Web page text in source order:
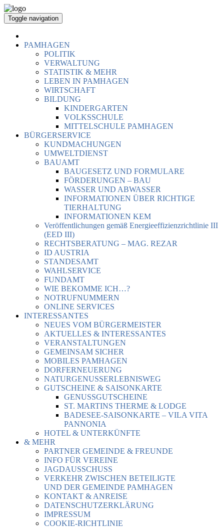
Toggle navigation
PAMHAGEN
POLITIK
VERWALTUNG
STATISTIK & MEHR
LEBEN IN PAMHAGEN
WIRTSCHAFT
BILDUNG
KINDERGARTEN
VOLKSSCHULE
MITTELSCHULE PAMHAGEN
BÜRGERSERVICE
KUNDMACHUNGEN
UMWELTDIENST
BAUAMT
BAUGESETZ UND FORMULARE
FÖRDERUNGEN – BAU
WASSER UND ABWASSER
INFORMATIONEN ÜBER RICHTIGE
TIERHALTUNG
INFORMATIONEN KEM
Veröffentlichungen gemäß Energieeffizienzrichtlinie III
(EED III)
RECHTSBERATUNG – MAG. REZAR
ID AUSTRIA
STANDESAMT
WAHLSERVICE
FUNDAMT
WIE BEKOMME ICH…?
NOTRUFNUMMERN
ONLINE SERVICES
INTERESSANTES
NEUES VOM BÜRGERMEISTER
AKTUELLES & INTERESSANTES
VERANSTALTUNGEN
GEMEINSAM SICHER
MOBILES PAMHAGEN
DORFERNEUERUNG
NATURGENUSSERLEBNISWEG
GUTSCHEINE & SAISONKARTE
GENUSSGUTSCHEINE
ST. MARTINS THERME & LODGE
BADESEE-SAISONKARTE – VILA VITA
PANNONIA
HOTEL & UNTERKÜNFTE
& MEHR
PARTNER GEMEINDE & FREUNDE
INFO FÜR VEREINE
JAGDAUSSCHUSS
VERKEHR ZWISCHEN BETEILIGTE
UND DER GEMEINDE PAMHAGEN
KONTAKT & ANREISE
DATENSCHUTZERKLÄRUNG
IMPRESSUM
COOKIE-RICHTLINIE